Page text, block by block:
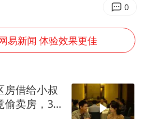
我国外贸延续良好增长态势
夯实基础开新局
0
易新闻 体验效果更佳
房借给小叔
偷卖房，3